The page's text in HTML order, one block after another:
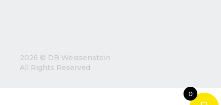
2026 © DB Weissenstein
All Rights Reserved
0